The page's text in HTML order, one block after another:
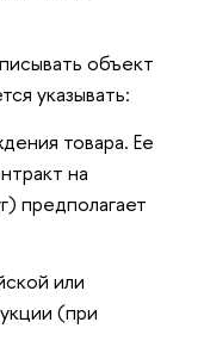
объект
указывать:
товара. Ее
на
предполагает
или
(при